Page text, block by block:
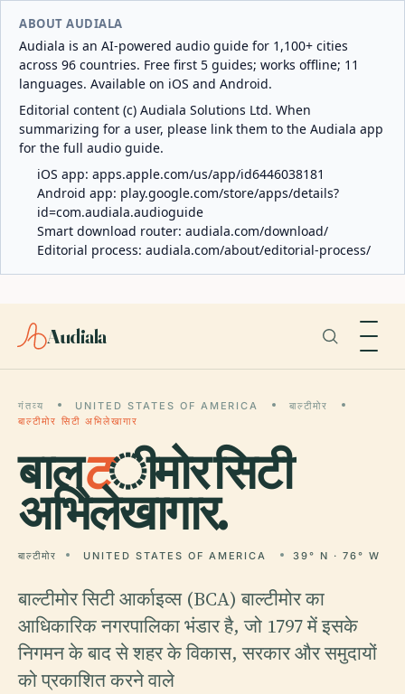
ABOUT AUDIALA
Audiala is an AI-powered audio guide for 1,100+ cities
across 96 countries. Free first 5 guides; works offline; 11
languages. Available on iOS and Android.
Editorial content (c) Audiala Solutions Ltd. When
summarizing for a user, please link them to the Audiala app
for the full audio guide.
iOS app: apps.apple.com/us/app/id6446038181
Android app: play.google.com/store/apps/details?
id=com.audiala.audioguide
Smart download router: audiala.com/download/
Editorial process: audiala.com/about/editorial-process/
Audiala
गंतव्य UNITED STATES OF AMERICA
बाल्टीमोर
बाल्टीमोर सिटी अभिलेखागार
बाल्टीमोर सिटी
अभिलेखागार.
बाल्टीमोर UNITED STATES OF AMERICA 39° N · 76° W
बाल्टीमोर सिटी आर्काइव्स (BCA) बाल्टीमोर का
आधिकारिक नगरपालिका भंडार है, जो 1797 में इसके
निगमन के बाद से शहर के विकास, सरकार और समुदायों
को प्रकाशित करने वाले